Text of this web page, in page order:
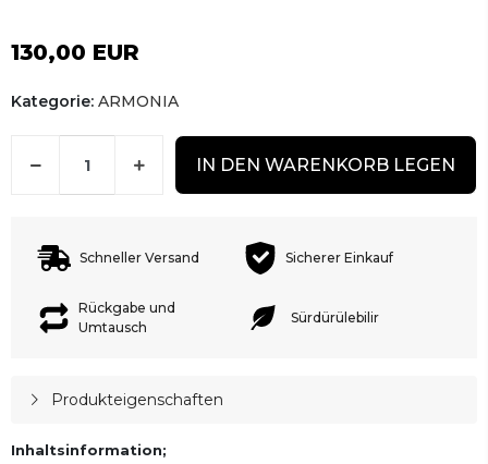
130,00 EUR
Kategorie: ARMONIA
IN DEN WARENKORB LEGEN
Schneller Versand Sicherer Einkauf
Rückgabe und
Umtausch
Sürdürülebilir
Produkteigenschaften
Inhaltsinformation;